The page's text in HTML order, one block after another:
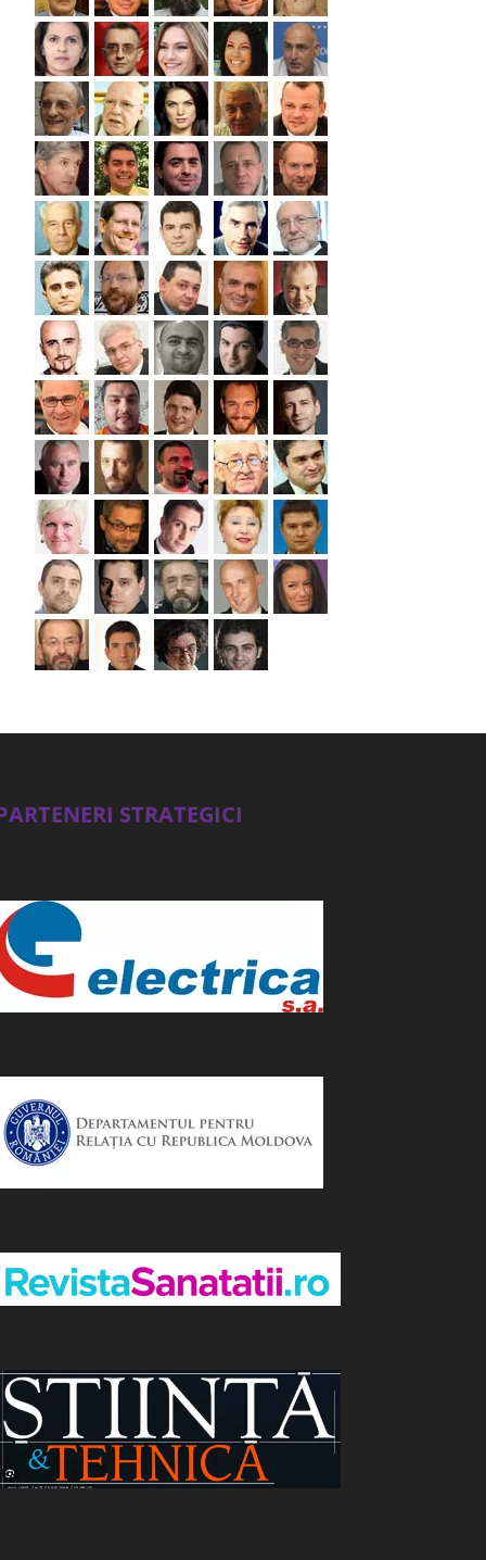
STRATEGICI